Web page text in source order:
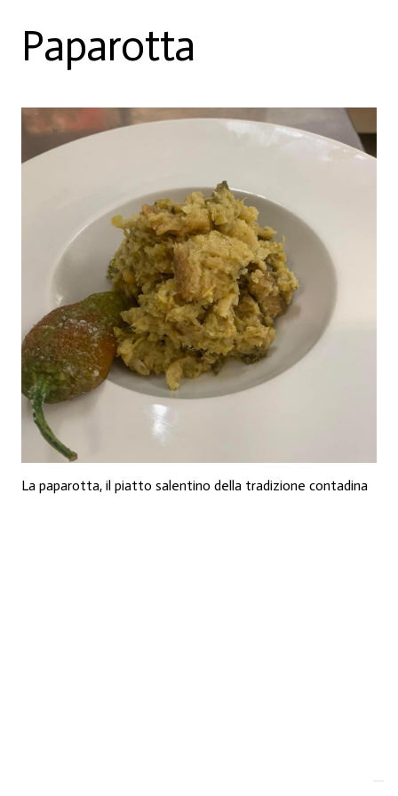
Paparotta
La paparotta, il piatto salentino della tradizione contadina